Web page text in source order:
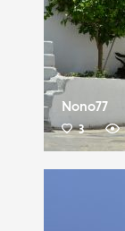
Nono77
3